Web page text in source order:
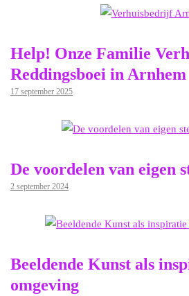
Help! Onze Familie
Reddingsboei in Arnhem
17 september 2025
De voordelen van eigen
2 september 2024
Beeldende Kunst als
omgeving